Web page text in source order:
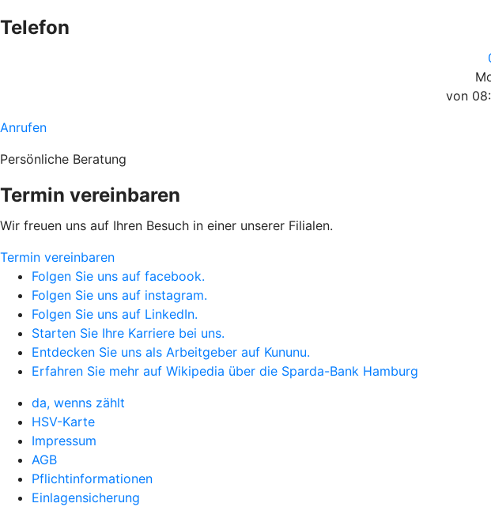
Telefon
von
Anrufen
Persönliche Beratung
Termin vereinbaren
Wir freuen uns auf Ihren Besuch in einer unserer Filialen.
Termin vereinbaren
Folgen Sie uns auf facebook.
Folgen Sie uns auf instagram.
Folgen Sie uns auf LinkedIn.
Starten Sie Ihre Karriere bei uns.
Entdecken Sie uns als Arbeitgeber auf Kununu.
Erfahren Sie mehr auf Wikipedia über die Sparda-Bank Hamburg
da, wenns zählt
HSV-Karte
Impressum
AGB
Pflichtinformationen
Einlagensicherung